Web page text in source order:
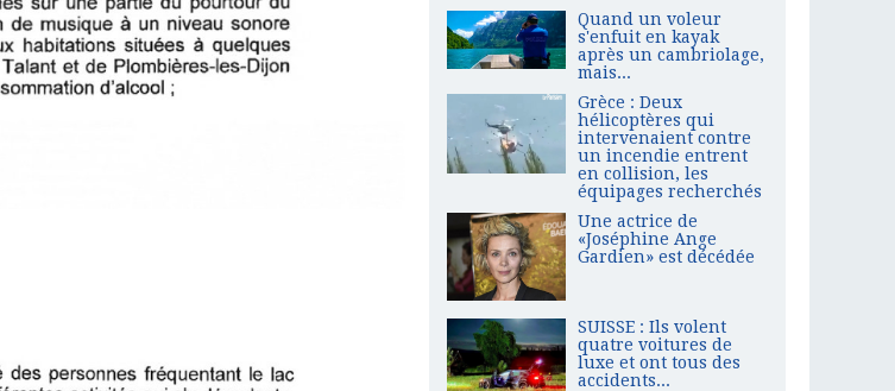
Quand un voleur
s'enfuit en kayak
après un cambriolage,
mais...
Grèce : Deux
hélicoptères qui
intervenaient contre
un incendie entrent
en collision, les
équipages recherchés
Une actrice de
«Joséphine Ange
Gardien» est décédée
SUISSE : Ils volent
quatre voitures de
luxe et ont tous des
accidents...